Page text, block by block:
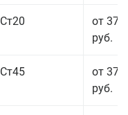
Ст20
от 37
руб.
Ст45
от 37
руб.